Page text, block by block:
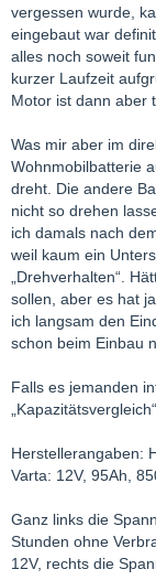
vergessen wurde,
eingebaut war
alles noch soweit
kurzer Laufzeit
Motor ist dann aber
Was mir aber im
Wohnmobilbatterie
dreht. Die andere
nicht so drehen
ich damals nach
weil kaum ein
„Drehverhalten“.
sollen, aber es hat
ich langsam den
schon beim Einbau
Falls es jemanden
Herstellerangaben:
Varta: 12V, 95Ah,
Ganz links die
Stunden ohne
12V, rechts die